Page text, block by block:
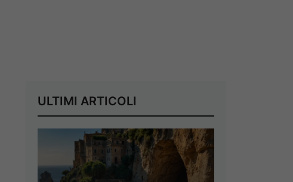
ULTIMI ARTICOLI